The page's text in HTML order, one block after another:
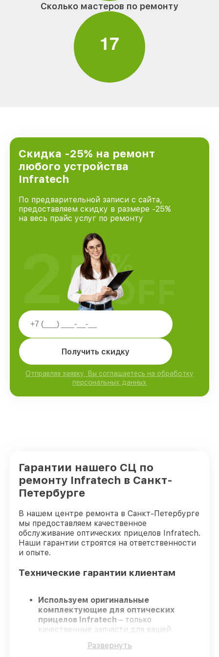
Сколько мастеров по ремонту
17
Скидка -25% на ремонт
любого устройства
Infratech
По предварительной записи с сайта,
предоставляем скидку в размере -25%
на весь прайс услуг по ремонту
Получить скидку
Отправляя заявку, Вы соглашаетесь на обработку
персональных данных
25%
OFF
Гарантии нашего СЦ по
ремонту Infratech в Санкт-
Петербурге
В нашем центре ремонта в Санкт-Петербурге
мы предоставляем качественное
обслуживание оптических прицелов Infratech.
Наши гарантии строятся на ответственности
и опыте.
Технические гарантии клиентам
Используем оригинальные
комплектующие для оптических
прицелов Infratech – только
качественные запчасти для вашей
Опытные мастера– проходят строгий
Развернуть